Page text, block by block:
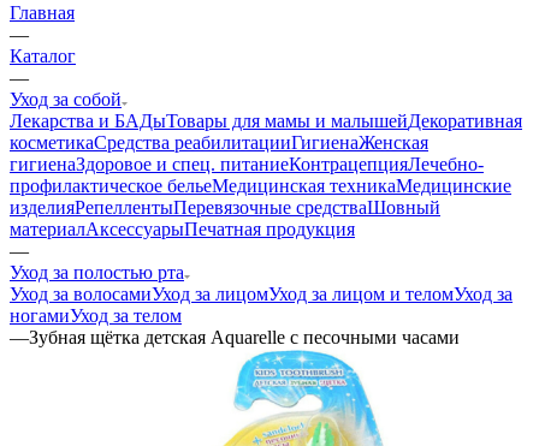
Главная
—
Каталог
—
Уход за собой
Лекарства и БАДыТовары для мамы и малышейДекоративная
косметикаСредства реабилитацииГигиенаЖенская
гигиенаЗдоровое и спец. питаниеКонтрацепцияЛечебно-
профилактическое бельеМедицинская техникаМедицинские
изделияРепеллентыПеревязочные средстваШовный
материалАксессуарыПечатная продукция
—
Уход за полостью рта
Уход за волосамиУход за лицомУход за лицом и теломУход за
ногамиУход за телом
—Зубная щётка детская Aquarelle c песочными часами